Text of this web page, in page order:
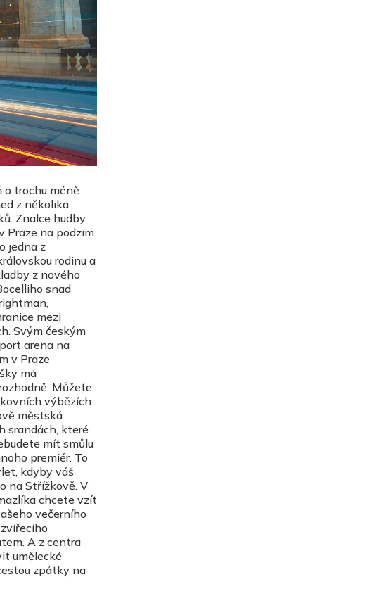
o trochu méně
z několika
Znalce hudby
Praze na podzim
jedna z
rodinu a
z nového
snad
mezi
Svým českým
arena na
v Praze
má
Můžete
výbězích.
městská
srandách, které
mít smůlu
premiér. To
kdyby váš
na Střížkově. V
chcete vzít
večerního
A z centra
umělecké
zpátky na